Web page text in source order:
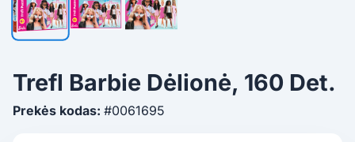
Trefl Barbie Dėlionė, 160 Det.
Prekės kodas: #0061695